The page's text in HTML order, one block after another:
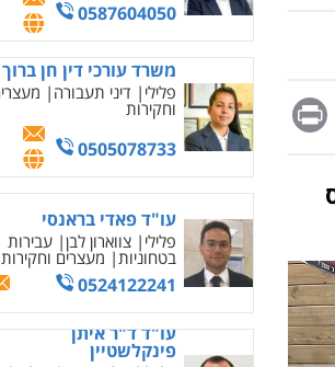
Message
Print
0505078733
עו"ד פאדי בראנסי
פלילי צווארון לבן עבירות
בטחוניות מעצרים וחקירות
0524122241
עו"ד ד"ר איתן
פינקלשטיין
כלכלי הלבנת הון חילוט
ייעוץ לעורכי דין
0507061374
עורך דין תמיר אלטיט
אחסון אתרים
מהירות הגנה גיבוי
תמיכה שירותים מקצועיים
לעורכי דין
מרכז התחלה חדשה
אסירים עבירות מין
שירותים מקצועיים לעורכי
דין
0544500346
מאיה בלום, עו"ס,
טיפול ושיקום
טיפול בהתמכרויות
שירותים מקצועיים לעורכי
דין
איומים כתובים
תושב סכנין חשוד ששלח הודעות